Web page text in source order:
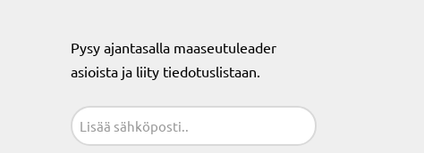
Pysy ajantasalla maaseutuleader
asioista ja liity tiedotuslistaan.
Sähköposti